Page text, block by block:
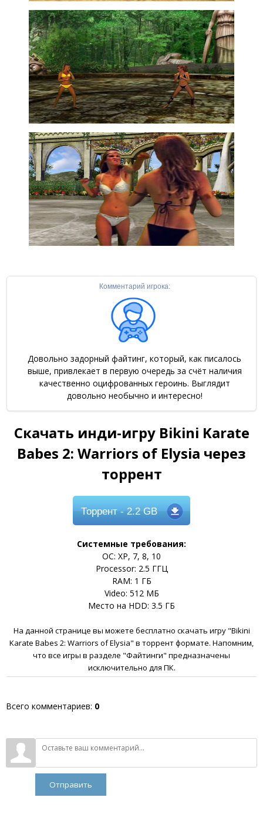
Комментарий игрока:
Довольно задорный файтинг, который, как писалось
выше, привлекает в первую очередь за счёт наличия
качественно оцифрованных героинь. Выглядит
довольно необычно и интересно!
Скачать инди-игру Bikini Karate
Babes 2: Warriors of Elysia через
торрент
Торрент- 2.2 GB
Системные требования:
ОС: XP, 7, 8, 10
Processor: 2.5 ГГЦ
RAM: 1 ГБ
Video: 512 МБ
Место на HDD: 3.5 ГБ
На данной странице вы можете бесплатно скачать игру "Bikini
Karate Babes 2: Warriors of Elysia" в торрент формате. Напомним,
что все игры в разделе "Файтинги" предназначены
исключительно для ПК.
Всего комментариев: 0
Отправить